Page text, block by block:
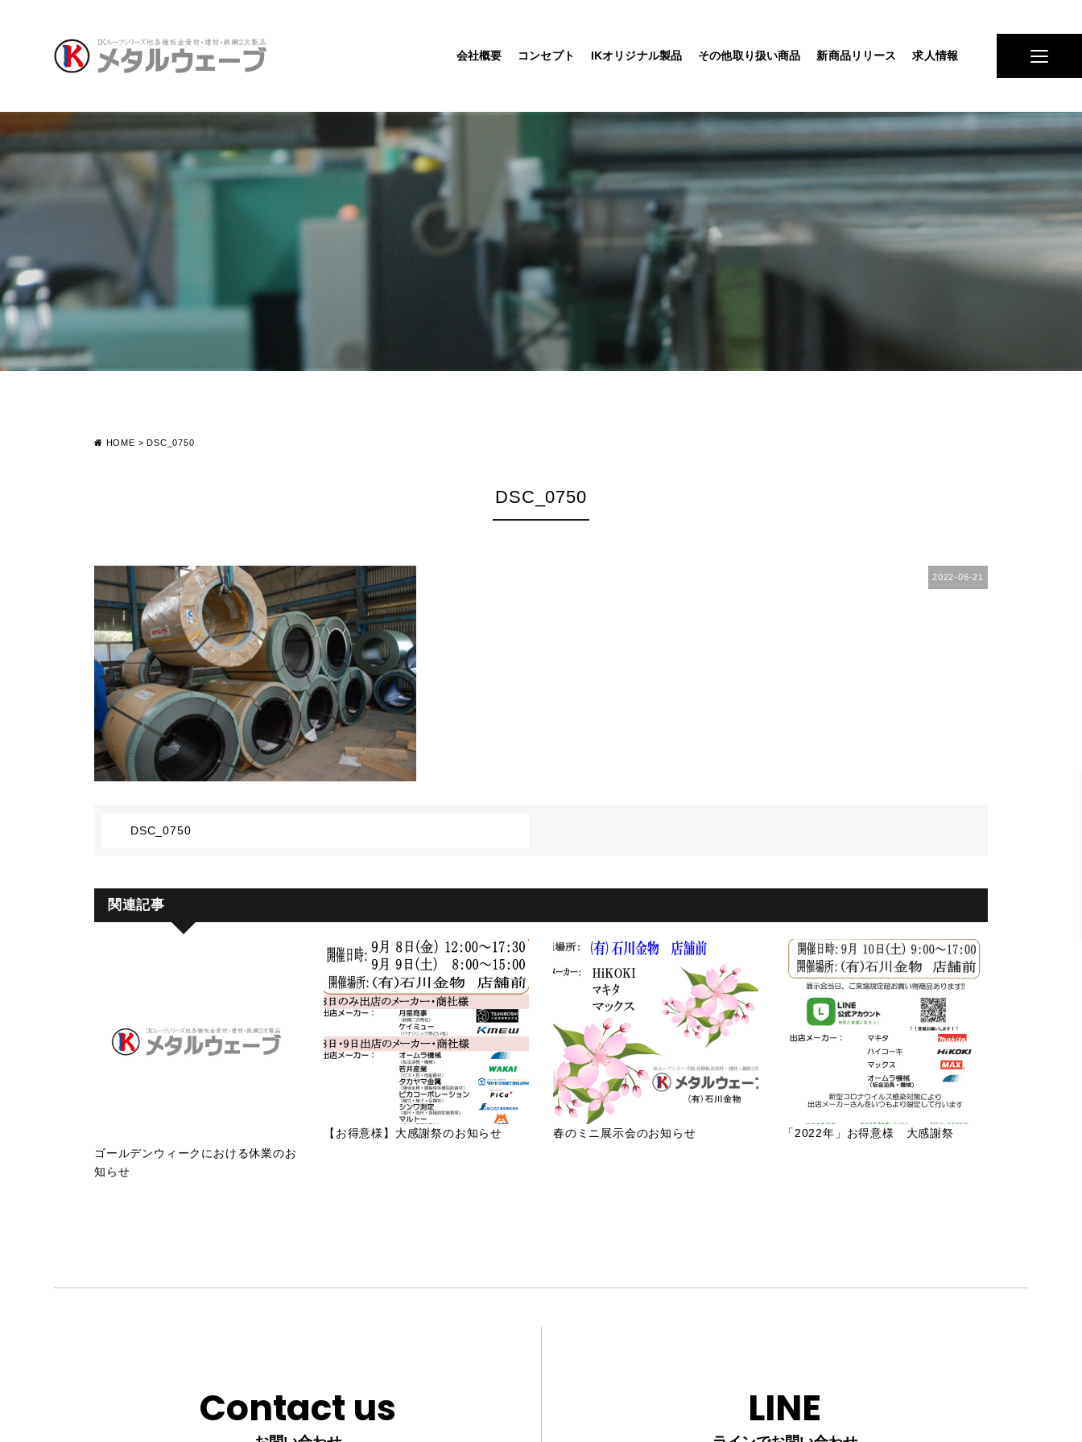
会社概要 コンセプト IKオリジナル製品 その他取り扱い商品 新商品リリース 求人情報
HOME >DSC_0750
DSC_0750
2022-06-21
DSC_0750
関連記事
ゴールデンウィークにおける休業のお
知らせ
【お得意様】大感謝祭のお知らせ 春のミニ展示会のお知らせ 「2022年」お得意様 大感謝祭
Contact us LINE